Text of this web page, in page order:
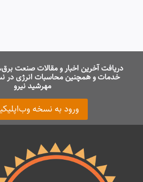
دریافت آخرین اخبار و مقالات صنعت
خدمات و همچنین محاسبات انرژی در
مهرشید نیرو
ورود به نسخه